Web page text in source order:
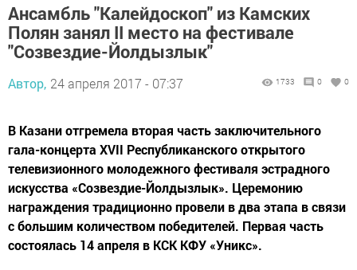
Ансамбль "Калейдоскоп" из Камских
Полян занял II место на фестивале
"Созвездие-Йолдызлык"
Автор, 24 апреля 2017 - 07:37 1733 0 0
В Казани отгремела вторая часть заключительного
гала-концерта XVII Республиканского открытого
телевизионного молодежного фестиваля эстрадного
искусства «Созвездие-Йолдызлык». Церемонию
награждения традиционно провели в два этапа в связи
с большим количеством победителей. Первая часть
состоялась 14 апреля в КСК КФУ «Уникс».